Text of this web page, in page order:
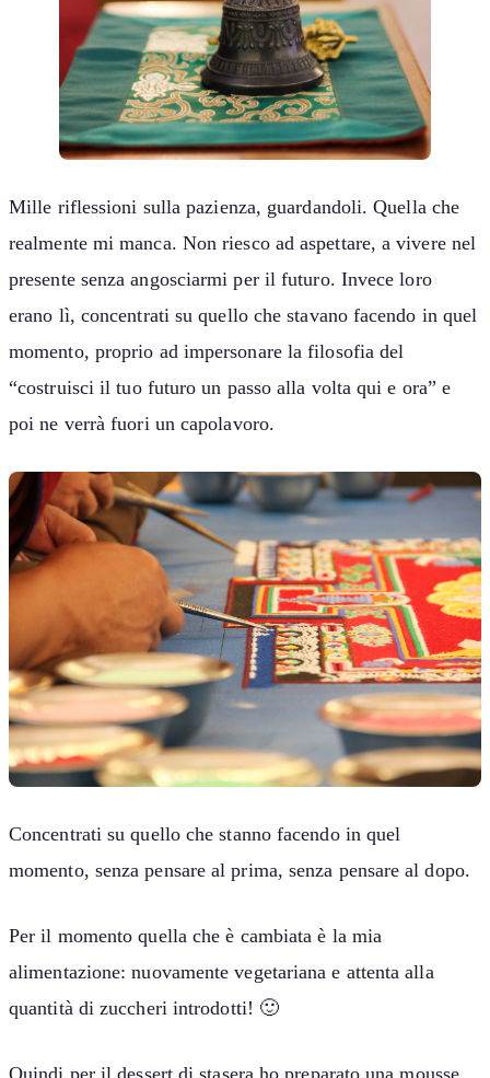
Mille riflessioni sulla pazienza, guardandoli. Quella che
realmente mi manca. Non riesco ad aspettare, a vivere nel
presente senza angosciarmi per il futuro. Invece loro
erano lì, concentrati su quello che stavano facendo in quel
momento, proprio ad impersonare la filosofia del
“costruisci il tuo futuro un passo alla volta qui e ora” e
poi ne verrà fuori un capolavoro.
Concentrati su quello che stanno facendo in quel
momento, senza pensare al prima, senza pensare al dopo.
Per il momento quella che è cambiata è la mia
alimentazione: nuovamente vegetariana e attenta alla
quantità di zuccheri introdotti! 🙂
Quindi per il dessert di stasera ho preparato una mousse